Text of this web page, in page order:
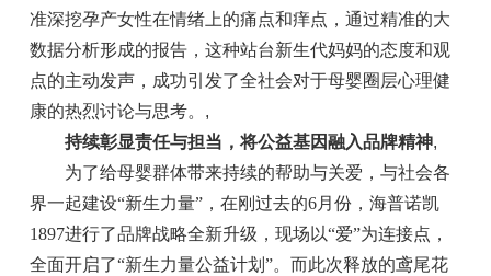
准深挖孕产女性在情绪上的痛点和痒点，通过精准的大
数据分析形成的报告，这种站台新生代妈妈的态度和观
点的主动发声，成功引发了全社会对于母婴圈层心理健
康的热烈讨论与思考。 ,
持续彰显责任与担当，将公益基因融入品牌精神,
为了给母婴群体带来持续的帮助与关爱，与社会各
界一起建设“新生力量”，在刚过去的6月份，海普诺凯
1897进行了品牌战略全新升级，现场以“爱”为连接点，
全面开启了“新生力量公益计划”。而此次释放的鸢尾花